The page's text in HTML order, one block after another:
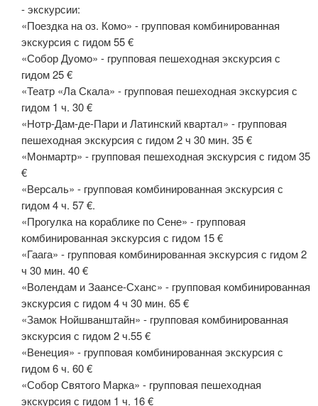
- экскурсии:
«Поездка на оз. Комо» - групповая комбинированная
экскурсия с гидом 55 €
«Собор Дуомо» - групповая пешеходная экскурсия с
гидом 25 €
«Театр «Ла Скала» - групповая пешеходная экскурсия с
гидом 1 ч. 30 €
«Нотр-Дам-де-Пари и Латинский квартал» - групповая
пешеходная экскурсия с гидом 2 ч 30 мин. 35 €
«Монмартр» - групповая пешеходная экскурсия с гидом 35
€
«Версаль» - групповая комбинированная экскурсия с
гидом 4 ч. 57 €.
«Прогулка на кораблике по Сене» - групповая
комбинированная экскурсия с гидом 15 €
«Гаага» - групповая комбинированная экскурсия с гидом 2
ч 30 мин. 40 €
«Волендам и Заансе-Сханс» - групповая комбинированная
экскурсия с гидом 4 ч 30 мин. 65 €
«Замок Нойшванштайн» - групповая комбинированная
экскурсия с гидом 2 ч.55 €
«Венеция» - групповая комбинированная экскурсия с
гидом 6 ч. 60 €
«Собор Святого Марка» - групповая пешеходная
экскурсия с гидом 1 ч. 16 €